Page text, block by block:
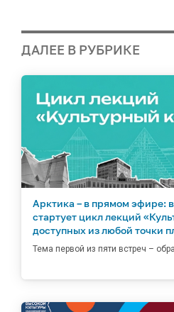
ДАЛЕЕ В РУБРИКЕ
Арктика – в прямом эфире:
стартует цикл лекций
доступных из любой точки
Тема первой из пяти встреч –